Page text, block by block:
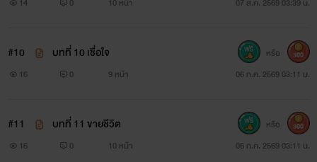
14 0 10 หน้า 07 ส.ค. 2569 03:39 น.
#10 บทที่ 10 เชื่อใจ
16 0 9 หน้า 06 ก.ค. 2569 03:11 น.
หรือ 300
#11 บทที่ 11 ขายชีวิต
16 0 10 หน้า 06 ก.ค. 2569 03:11 น.
หรือ 300